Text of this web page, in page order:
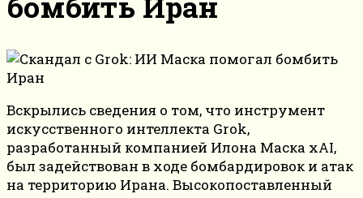
Вскрылись сведения о том, что инструмент
искусственного интеллекта Grok,
разработанный компанией Илона Маска xAI,
был задействован в ходе бомбардировок и атак
на территорию Ирана. Высокопоставленный